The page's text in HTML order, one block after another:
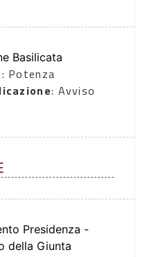
Basilicata
: Potenza
: Avviso
Presidenza -
della Giunta